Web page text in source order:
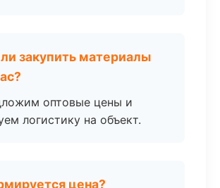
закупить материалы
оптовые цены и
логистику на объект.
цена?